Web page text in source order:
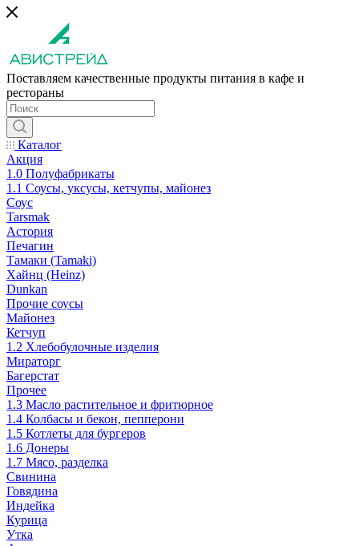
Поставляем качественные продукты питания в кафе и
рестораны
Каталог
Акция
1.0 Полуфабрикаты
1.1 Соусы, уксусы, кетчупы, майонез
Соус
Tarsmak
Астория
Печагин
Тамаки (Tamaki)
Хайнц (Heinz)
Dunkan
Прочие соусы
Майонез
Кетчуп
1.2 Хлебобулочные изделия
Мираторг
Багерстат
Прочее
1.3 Масло растительное и фритюрное
1.4 Колбасы и бекон, пепперони
1.5 Котлеты для бургеров
1.6 Донеры
1.7 Мясо, разделка
Свинина
Говядина
Индейка
Курица
Утка